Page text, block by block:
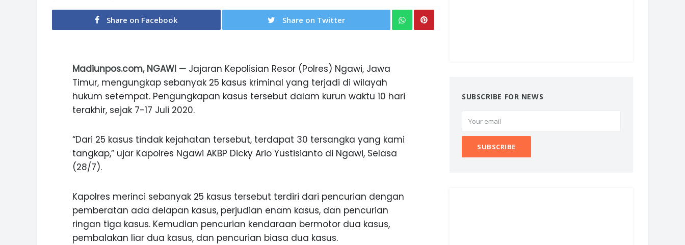
Share on Facebook Share on Twitter
Madiunpos.com, NGAWI — Jajaran Kepolisian Resor (Polres) Ngawi, Jawa
Timur, mengungkap sebanyak 25 kasus kriminal yang terjadi di wilayah
hukum setempat. Pengungkapan kasus tersebut dalam kurun waktu 10 hari
terakhir, sejak 7-17 Juli 2020.
“Dari 25 kasus tindak kejahatan tersebut, terdapat 30 tersangka yang kami
tangkap,” ujar Kapolres Ngawi AKBP Dicky Ario Yustisianto di Ngawi, Selasa
(28/7).
Kapolres merinci sebanyak 25 kasus tersebut terdiri dari pencurian dengan
pemberatan ada delapan kasus, perjudian enam kasus, dan pencurian
ringan tiga kasus. Kemudian pencurian kendaraan bermotor dua kasus,
pembalakan liar dua kasus, dan pencurian biasa dua kasus.
SUBSCRIBE FOR NEWS